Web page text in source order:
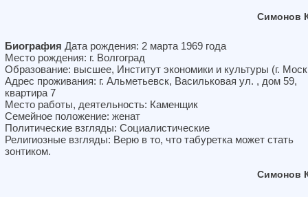
Симонов
Биография Дата рождения: 2 марта 1969 года
Место рождения: г. Волгоград
Образование: высшее, Институт экономики и культуры (г.
Адрес проживания: г. Альметьевск, Васильковая ул. , дом 59,
квартира 7
Место работы, деятельность: Каменщик
Семейное положение: женат
Политические взгляды: Социалистические
Религиозные взгляды: Верю в то, что табуретка может стать
зонтиком.
Симонов